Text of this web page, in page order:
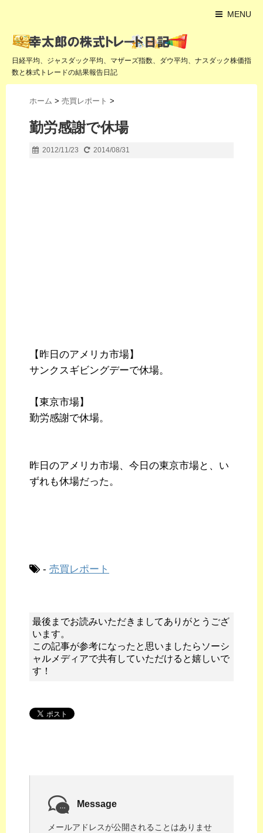
MENU
日経平均、ジャスダック平均、マザーズ指数、ダウ平均、ナスダック株価指
数と株式トレードの結果報告日記
ホーム > 売買レポート >
勤労感謝で休場
2012/11/23 2014/08/31
【昨日のアメリカ市場】
サンクスギビングデーで休場。
【東京市場】
勤労感謝で休場。
昨日のアメリカ市場、今日の東京市場と、い
ずれも休場だった。
- 売買レポート
最後までお読みいただきましてありがとうござ
います。
この記事が参考になったと思いましたらソーシ
ャルメディアで共有していただけると嬉しいで
す！
Message
メールアドレスが公開されることはありませ